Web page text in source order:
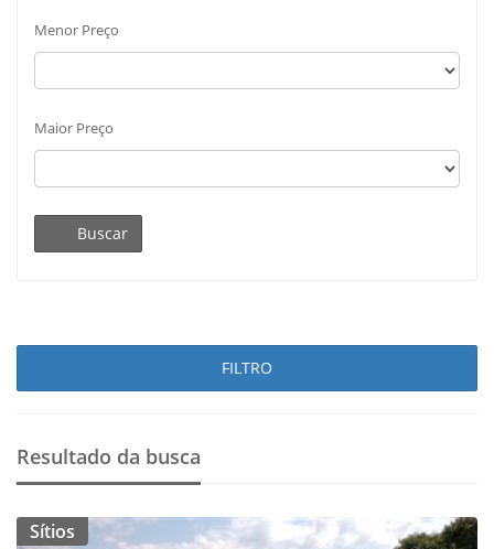
Menor Preço
Maior Preço
Buscar
FILTRO
Resultado da busca
Sítios